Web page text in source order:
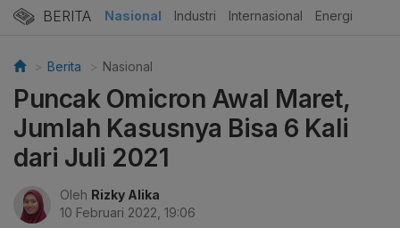
BERITA Nasional Industri Internasional Energi
Berita Nasional
Puncak Omicron Awal Maret,
Jumlah Kasusnya Bisa 6 Kali
dari Juli 2021
Oleh Rizky Alika
10 Februari 2022, 19:06